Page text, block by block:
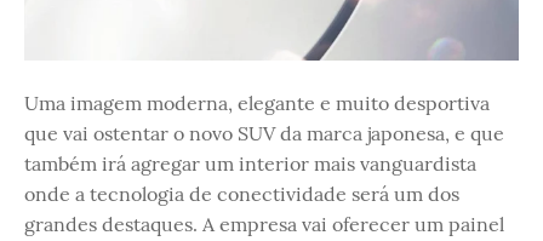
Uma imagem moderna, elegante e muito desportiva
que vai ostentar o novo SUV da marca japonesa, e que
também irá agregar um interior mais vanguardista
onde a tecnologia de conectividade será um dos
grandes destaques. A empresa vai oferecer um painel